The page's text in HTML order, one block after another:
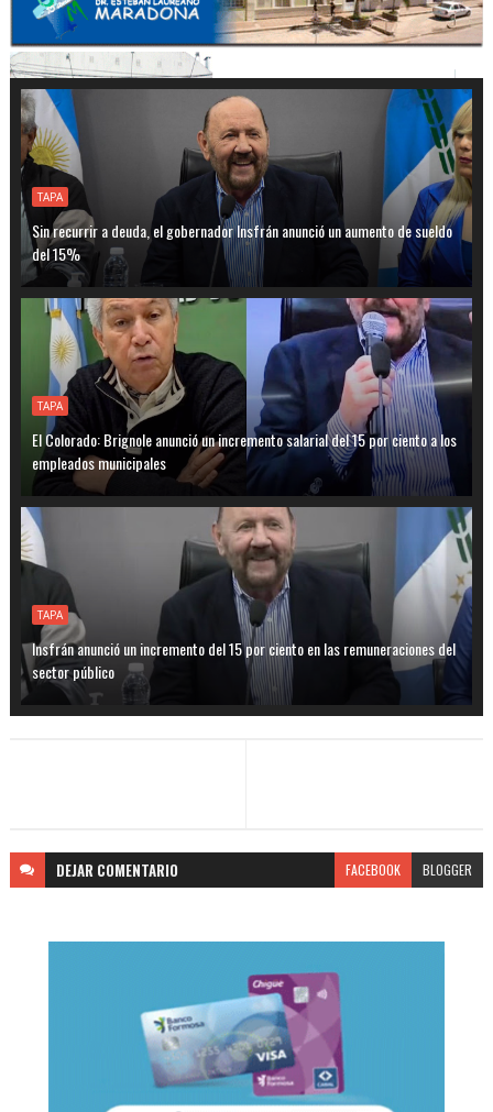
TAPA
Sin recurrir a deuda, el gobernador Insfrán anunció un aumento de sueldo
del 15%
TAPA
El Colorado: Brignole anunció un incremento salarial del 15 por ciento a los
empleados municipales
TAPA
Insfrán anunció un incremento del 15 por ciento en las remuneraciones del
sector público
DEJAR COMENTARIO FACEBOOK BLOGGER